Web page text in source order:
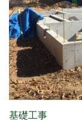
基礎工事